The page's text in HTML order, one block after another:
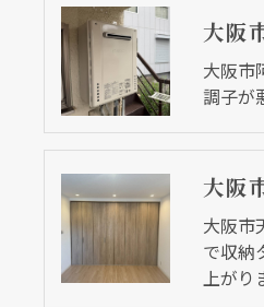
大阪
調子が
大阪
で収納
上がり